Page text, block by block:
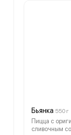
Бьянка 550 г
Пицца с
сливочным